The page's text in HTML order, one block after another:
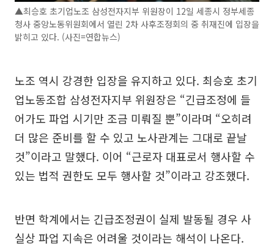
▲최승호 초기업노조 삼성전자지부 위원장이 12일 세종시 정부세종
청사 중앙노동위원회에서 열린 2차 사후조정회의 중 취재진에 입장을
밝히고 있다. (사진=연합뉴스)
노조 역시 강경한 입장을 유지하고 있다. 최승호 초기
업노동조합 삼성전자지부 위원장은 “긴급조정에 들
어가도 파업 시기만 조금 미뤄질 뿐”이라며 “오히려
더 많은 준비를 할 수 있고 노사관계는 그대로 끝날
것”이라고 말했다. 이어 “근로자 대표로서 행사할 수
있는 법적 권한도 모두 행사할 것”이라고 강조했다.
반면 학계에서는 긴급조정권이 실제 발동될 경우 사
실상 파업 지속은 어려울 것이라는 해석이 나온다.